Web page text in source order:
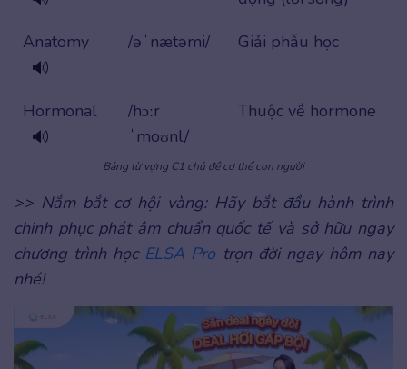
Anatomy
🔊
/əˈnætəmi/ Giải phẫu học
Hormonal
🔊
/hɔːr
ˈmoʊnl/
Thuộc về hormone
Bảng từ vựng C1 chủ đề cơ thể con người
>> Nắm bắt cơ hội vàng: Hãy bắt đầu hành trình
chinh phục phát âm chuẩn quốc tế và sở hữu ngay
chương trình học ELSA Protrọn đời ngay hôm nay
nhé!